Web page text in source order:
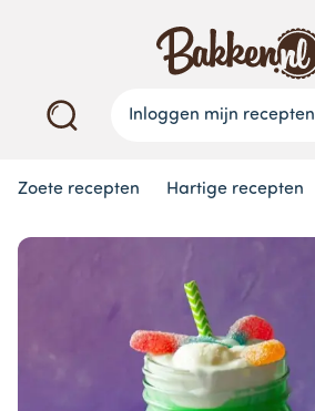
Inloggen mijn recepten
Zoete recepten Hartige recepten